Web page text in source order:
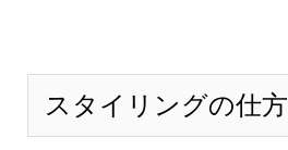
スタイリングの仕方